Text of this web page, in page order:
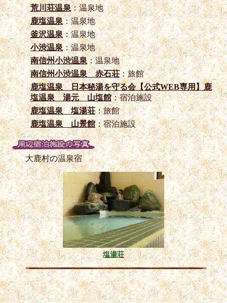
荒川荘温泉：温泉地
鹿塩温泉：温泉地
釜沢温泉：温泉地
小渋温泉：温泉地
南信州小渋温泉：温泉地
南信州小渋温泉 赤石荘：旅館
鹿塩温泉 日本秘湯を守る会【公式WEB専用】鹿
塩温泉 湯元 山塩館：宿泊施設
鹿塩温泉 塩湯荘：旅館
鹿塩温泉 山景館：宿泊施設
大鹿村の温泉宿
塩湯荘